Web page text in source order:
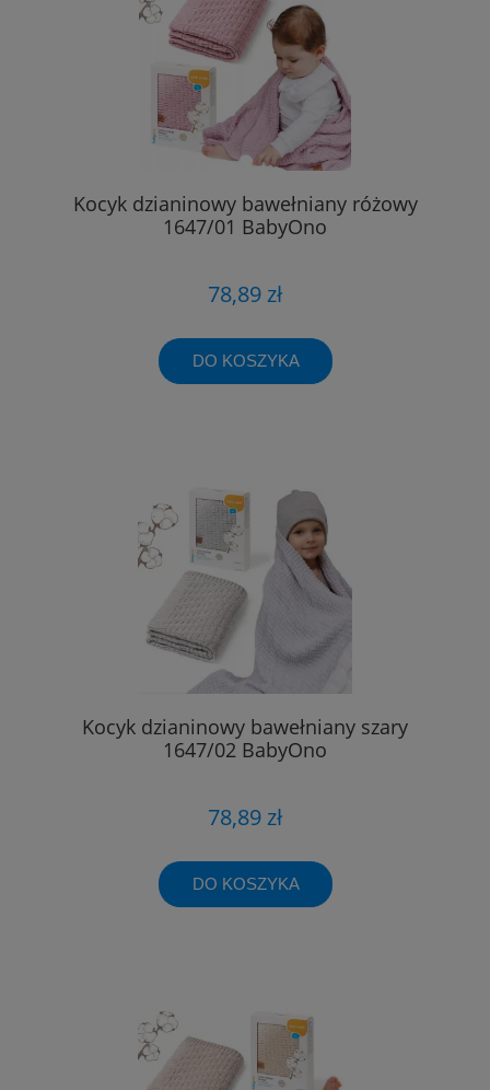
Kocyk dzianinowy bawełniany różowy
1647/01 BabyOno
78,89 zł
DO KOSZYKA
Kocyk dzianinowy bawełniany szary
1647/02 BabyOno
78,89 zł
DO KOSZYKA